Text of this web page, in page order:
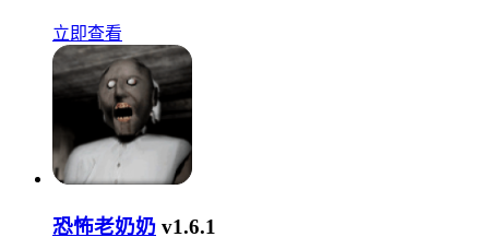
立即查看
恐怖老奶奶 v1.6.1